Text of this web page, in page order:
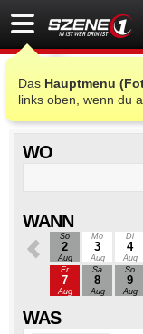
Das Hauptmenu
links oben, wenn du
das-festival
WO
WANN
So
2
Aug
Mo
3
Aug
Di
4
Aug
Fr
7
Aug
Sa
8
Aug
So
9
Aug
WAS